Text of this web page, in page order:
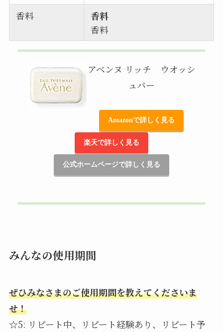
香料
香料
香料
アベンヌ リッチ ウオッシ
ュバー
Amazonで詳しく見る
楽天で詳しく見る
公式ホームページで詳しく見る
みんなの使用期間
ぜひみなさまのご使用期間を教えてくださいま
せ！
☆5: リピート中、リピート経験あり、リピート予